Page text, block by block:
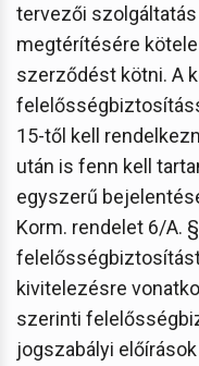
tervezői
megtérítésére
szerződést kötni. A
15-től kell
után is fenn kell
egyszerű
Korm. rendelet 6/A.
kivitelezésre
szerinti
jogszabályi